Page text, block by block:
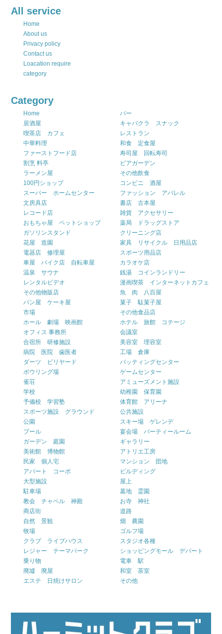
All service
Home
About us
Privacy policy
Contact us
Loacation require
category
Category
Home
バー
居酒屋
キャバクラ スナック
喫茶店 カフェ
レストラン
中華料理
和食 定食屋
ファーストフード店
寿司屋 回転寿司
割烹 料亭
ビアガーデン
ラーメン屋
その他飲食
100円ショップ
コンビニ 酒屋
スーパー ホームセンター
ファッション アパレル
文房具店
書店 古本屋
レコード店
雑貨 アクセサリー
おもちゃ屋 ペットショップ
薬局 ドラッグストア
ガソリンスタンド
クリーニング店
花屋 造園
家具 リサイクル 日用品店
電器店 修理屋
スポーツ用品店
車屋 バイク店 自転車屋
カラオケ店
温泉 サウナ
銭湯 コインランドリー
レンタルビデオ
漫画喫茶 インターネットカフェ
その他物販店
魚 肉 八百屋
パン屋 ケーキ屋
菓子 駄菓子屋
市場
その他食品店
ホール 劇場 映画館
ホテル 旅館 コテージ
オフィス 事務所
会議室
合宿所 研修施設
美容室 理容室
病院 医院 歯医者
工場 倉庫
ダーツ ビリヤード
バッティングセンター
ボウリング場
ゲームセンター
雀荘
アミューズメント施設
学校
幼稚園 保育園
予備校 学習塾
体育館 アリーナ
スポーツ施設 グラウンド
公共施設
公園
スキー場 ゲレンデ
プール
宴会場 パーティールーム
ガーデン 庭園
ギャラリー
美術館 博物館
アトリエ工房
民家 個人宅
マンション 団地
アパート コーポ
ビルディング
大型施設
屋上
駐車場
墓地 霊園
教会 チャペル 神殿
お寺 神社
商店街
道路
自然 景観
畑 農園
牧場
ゴルフ場
クラブ ライブハウス
スタジオ各種
レジャー テーマパーク
ショッピングモール デパート
乗り物
電車 駅
廃墟 廃屋
和室 茶室
エステ 日焼けサロン
その他